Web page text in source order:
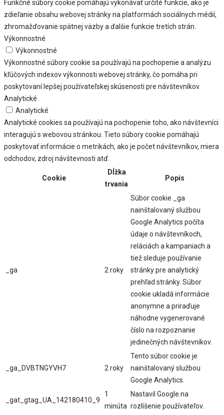
Funkčné súbory cookie pomáhajú vykonávať určité funkcie, ako je
zdieľanie obsahu webovej stránky na platformách sociálnych médií,
zhromažďovanie spätnej väzby a ďalšie funkcie tretích strán.
Výkonnostné
Výkonnostné
Výkonnostné súbory cookie sa používajú na pochopenie a analýzu
kľúčových indexov výkonnosti webovej stránky, čo pomáha pri
poskytovaní lepšej používateľskej skúsenosti pre návštevníkov.
Analytické
Analytické
Analytické cookies sa používajú na pochopenie toho, ako návštevníci
interagujú s webovou stránkou. Tieto súbory cookie pomáhajú
poskytovať informácie o metrikách, ako je počet návštevníkov, miera
odchodov, zdroj návštevnosti atď.
Cookie
Dĺžka
trvania
Popis
_ga 2 roky
Súbor cookie _ga
nainštalovaný službou
Google Analytics počíta
údaje o návštevníkoch,
reláciách a kampaniach a
tiež sleduje používanie
stránky pre analytický
prehľad stránky. Súbor
cookie ukladá informácie
anonymne a priraďuje
náhodne vygenerované
číslo na rozpoznanie
jedinečných návštevníkov.
_ga_DVBTNGYVH7 2 roky
Tento súbor cookie je
nainštalovaný službou
Google Analytics.
_gat_gtag_UA_142180410_9
1
minúta
Nastavil Google na
rozlíšenie používateľov.